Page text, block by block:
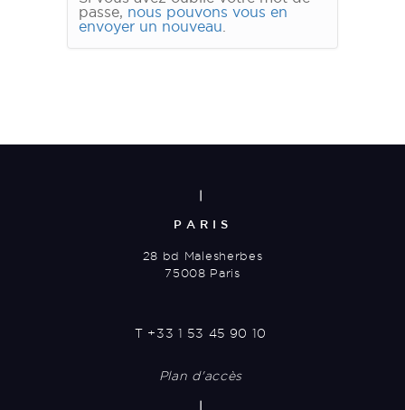
passe, nous pouvons vous en
envoyer un nouveau
PARIS
28 bd Malesherbes
75008 Paris
T +33 1 53 45 90 10
Plan d'accès